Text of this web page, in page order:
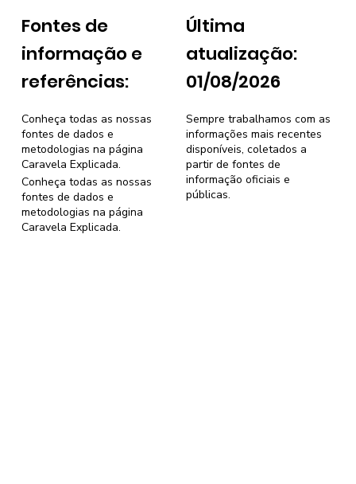
Fontes de
informação e
referências:
Última
atualização:
01/08/2026
Sempre trabalhamos com as
informações mais recentes
disponíveis, coletados a
partir de fontes de
informação oficiais e
públicas.
Conheça todas as nossas
fontes de dados e
metodologias na página
Caravela Explicada.
Conheça todas as nossas
fontes de dados e
metodologias na página
Caravela Explicada.